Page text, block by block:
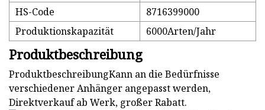
HS-Code
8716399000
Produktionskapazität
6000Arten/Jahr
Produktbeschreibung
ProduktbeschreibungKann an die Bedürfnisse
verschiedener Anhänger angepasst werden,
Direktverkauf ab Werk, großer Rabatt.